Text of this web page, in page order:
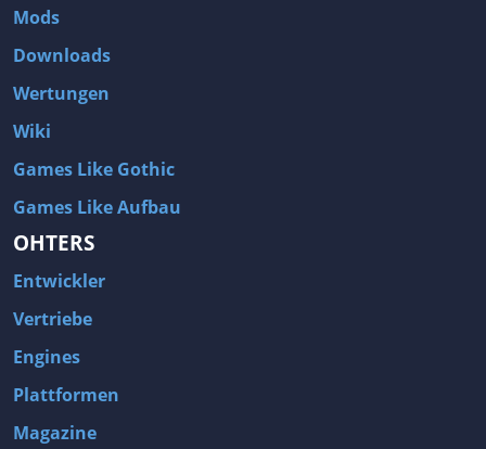
Mods
Downloads
Wertungen
Wiki
Games Like Gothic
Games Like Aufbau
OHTERS
Entwickler
Vertriebe
Engines
Plattformen
Magazine